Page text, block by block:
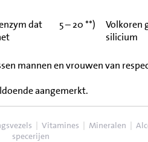
dat
5 – 20 **)
Volkoren
silicium
mannen en vrouwen van
aangemerkt.
| Vitamines | Mineralen |
specerijen